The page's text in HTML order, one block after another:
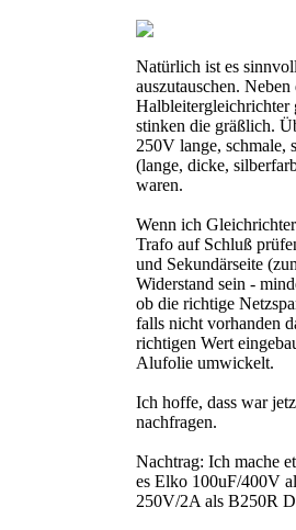
Natürlich ist es
auszutauschen.
Halbleitergleichrichter
stinken die gräßlich.
250V lange, schmale,
(lange, dicke,
waren.
Wenn ich
Trafo auf Schluß
und Sekundärseite
Widerstand sein -
ob die richtige
falls nicht vorhanden
richtigen Wert
Alufolie umwickelt.
Ich hoffe, dass war
nachfragen.
Nachtrag: Ich mache
es Elko 100uF/400V
250V/2A als B250R